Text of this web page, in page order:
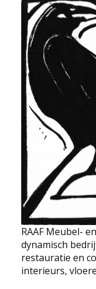
VIND EEN
EDUCATIE
NIEUWS
CONTACT
Selecteer de taal
RAAF Meubel-
dynamisch
restauratie en
interieurs,